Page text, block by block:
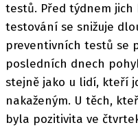
testů. Před týdnem jich
testování se snižuje
preventivních testů se
posledních dnech
stejně jako u lidí, kteří
nakaženým. U těch,
byla pozitivita ve